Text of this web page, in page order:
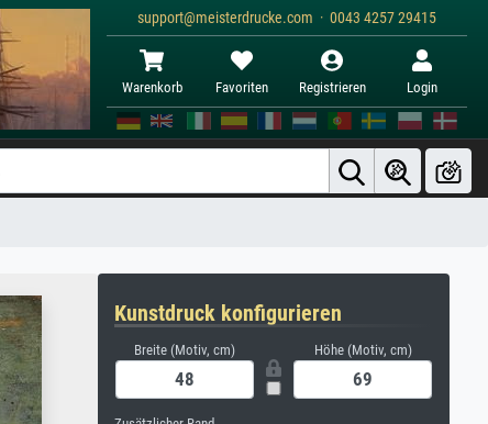
support@meisterdrucke.com · 0043 4257 29415
Warenkorb Favoriten Registrieren Login
Kunstdruck konfigurieren
Breite (Motiv, cm) Höhe (Motiv, cm)